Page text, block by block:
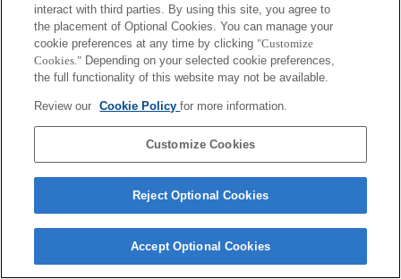
Si vous fixez l'objectif à monture A à l'aide de l'adaptateur, la fonction d'aide à la mise
au point manuelle ne fonctionne pas automatiquement lorsque vous tournez la bague
de mise au point. Vous pouvez agrandir l'image en sélectionnant la fonction [Loupe
mise pt] ou [Aide MF] sur n'importe quelle touche de "Réglag. touche perso".
L'obturateur tactile ne fonctionne pas.
interact with third parties. By using this site, you agree to
the placement of Optional Cookies. You can manage your
cookie preferences at any time by clicking "Customize
Cookies." Depending on your selected cookie preferences,
the full functionality of this website may not be available.
Review our Cookie Policyfor more information.
Customize Cookies
Reject Optional Cookies
Accept Optional Cookies